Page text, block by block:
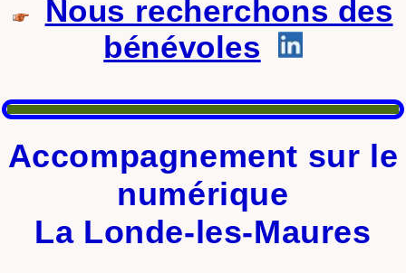
Nous recherchons des
bénévoles
Accompagnement sur le
numérique
La Londe-les-Maures